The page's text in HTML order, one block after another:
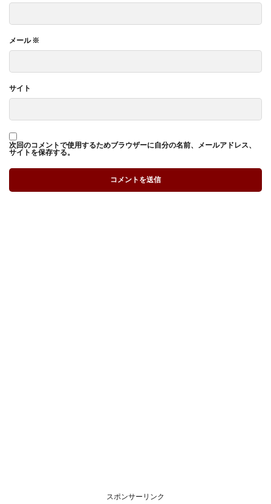
メール※
サイト
次回のコメントで使用するためブラウザーに自分の名前、メールアドレス、
サイトを保存する。
スポンサーリンク